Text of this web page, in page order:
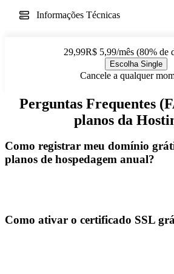
Informações Técnicas
29,99R$ 5,99/mês (80% de
Escolha Single
Cancele a qualquer
Perguntas Frequentes
planos da
Como registrar meu domínio
planos de hospedagem anual?
Como ativar o certificado SSL